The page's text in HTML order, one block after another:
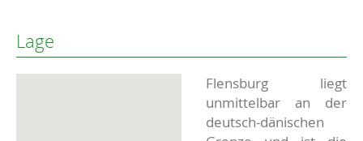
Lage
Flensburg liegt
unmittelbar an der
deutsch-dänischen